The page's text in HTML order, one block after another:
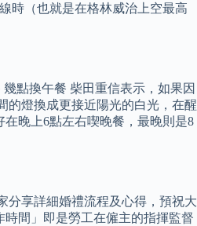
時（也就是在格林威治上空最高
點換午餐 柴田重信表示，如果因
的燈換成更接近陽光的白光，在醒
晚上6點左右喫晚餐，最晚則是8
分享詳細婚禮流程及心得，預祝大
間」即是勞工在僱主的指揮監督